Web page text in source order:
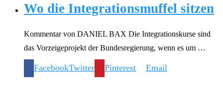
Wo die Integrationsmuffel sitzen
Kommentar von DANIEL BAX Die Integrationskurse sind
das Vorzeigeprojekt der Bundesregierung, wenn es um …
FacebookTwitter Pinterest Email